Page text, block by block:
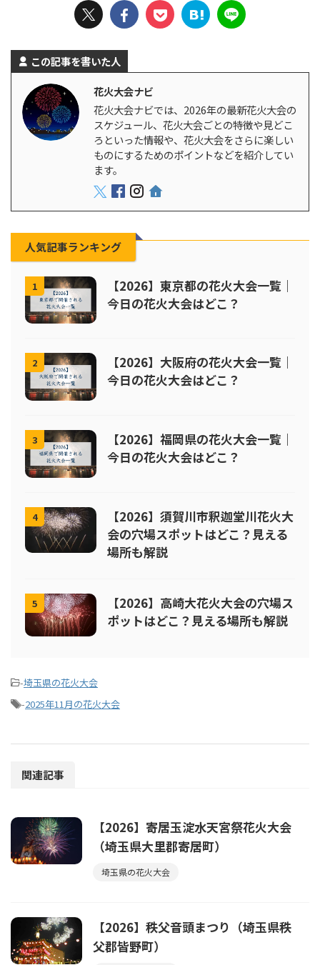
この記事を書いた人
花火大会ナビ
花火大会ナビでは、2026年の最新花火大会の
スケジュール、花火大会ごとの特徴や見どこ
ろといった情報や、花火大会をさらに楽しい
ものにするためのポイントなどを紹介してい
ます。
人気記事ランキング
1
【2026】東京都の花火大会一覧｜
今日の花火大会はどこ？
2
【2026】大阪府の花火大会一覧｜
今日の花火大会はどこ？
3
【2026】福岡県の花火大会一覧｜
今日の花火大会はどこ？
4
【2026】須賀川市釈迦堂川花火大
会の穴場スポットはどこ？見える
場所も解説
5
【2026】高崎大花火大会の穴場ス
ポットはどこ？見える場所も解説
-埼玉県の花火大会
-2025年11月の花火大会
関連記事
【2026】寄居玉淀水天宮祭花火大会
（埼玉県大里郡寄居町）
埼玉県の花火大会
【2026】秩父音頭まつり（埼玉県秩
父郡皆野町）